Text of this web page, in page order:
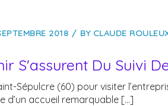
2018 BY CLAUDE
S'assurent Du Suivi
Sépulcre (60) pour visiter
d’un accueil remarquable […]